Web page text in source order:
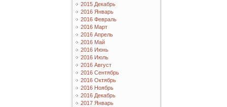
2015 Декабрь
2016 Январь
2016 Февраль
2016 Март
2016 Апрель
2016 Май
2016 Июнь
2016 Июль
2016 Август
2016 Сентябрь
2016 Октябрь
2016 Ноябрь
2016 Декабрь
2017 Январь